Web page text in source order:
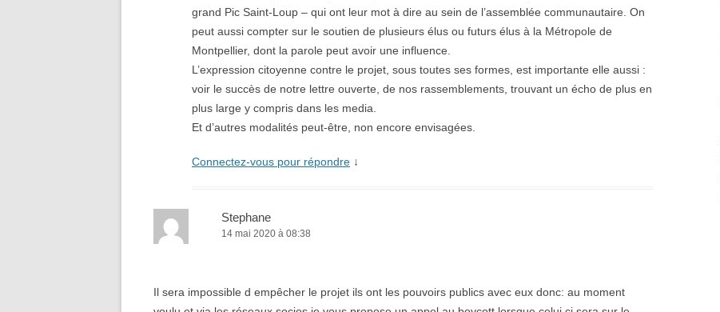
grand Pic Saint-Loup – qui ont leur mot à dire au sein de l’assemblée communautaire. On
peut aussi compter sur le soutien de plusieurs élus ou futurs élus à la Métropole de
Montpellier, dont la parole peut avoir une influence.
L’expression citoyenne contre le projet, sous toutes ses formes, est importante elle aussi :
voir le succès de notre lettre ouverte, de nos rassemblements, trouvant un écho de plus en
plus large y compris dans les media.
Et d’autres modalités peut-être, non encore envisagées.
Connectez-vous pour répondre ↓
Stephane
14 mai 2020 à 08:38
Il sera impossible d empêcher le projet ils ont les pouvoirs publics avec eux donc: au moment